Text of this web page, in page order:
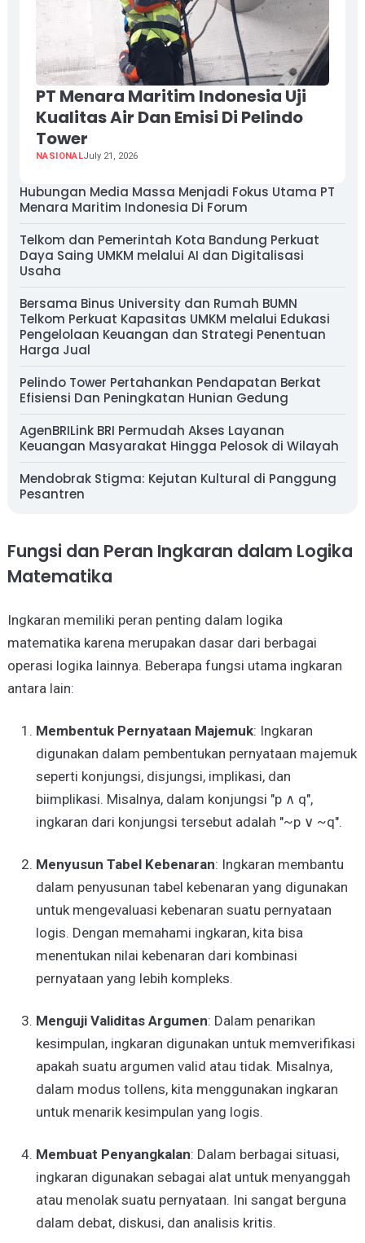
PT Menara Maritim Indonesia Uji
Kualitas Air Dan Emisi Di Pelindo
Tower
NASIONALJuly 21, 2026
Hubungan Media Massa Menjadi Fokus Utama PT
Menara Maritim Indonesia Di Forum
Telkom dan Pemerintah Kota Bandung Perkuat
Daya Saing UMKM melalui AI dan Digitalisasi
Usaha
Bersama Binus University dan Rumah BUMN
Telkom Perkuat Kapasitas UMKM melalui Edukasi
Pengelolaan Keuangan dan Strategi Penentuan
Harga Jual
Pelindo Tower Pertahankan Pendapatan Berkat
Efisiensi Dan Peningkatan Hunian Gedung
AgenBRILink BRI Permudah Akses Layanan
Keuangan Masyarakat Hingga Pelosok di Wilayah
Mendobrak Stigma: Kejutan Kultural di Panggung
Pesantren
Fungsi dan Peran Ingkaran dalam Logika
Matematika
Ingkaran memiliki peran penting dalam logika
matematika karena merupakan dasar dari berbagai
operasi logika lainnya. Beberapa fungsi utama ingkaran
antara lain:
Membentuk Pernyataan Majemuk: Ingkaran
digunakan dalam pembentukan pernyataan majemuk
seperti konjungsi, disjungsi, implikasi, dan
biimplikasi. Misalnya, dalam konjungsi "p ∧ q",
ingkaran dari konjungsi tersebut adalah "~p ∨ ~q".
Menyusun Tabel Kebenaran: Ingkaran membantu
dalam penyusunan tabel kebenaran yang digunakan
untuk mengevaluasi kebenaran suatu pernyataan
logis. Dengan memahami ingkaran, kita bisa
menentukan nilai kebenaran dari kombinasi
pernyataan yang lebih kompleks.
Menguji Validitas Argumen: Dalam penarikan
kesimpulan, ingkaran digunakan untuk memverifikasi
apakah suatu argumen valid atau tidak. Misalnya,
dalam modus tollens, kita menggunakan ingkaran
untuk menarik kesimpulan yang logis.
Membuat Penyangkalan: Dalam berbagai situasi,
ingkaran digunakan sebagai alat untuk menyanggah
atau menolak suatu pernyataan. Ini sangat berguna
dalam debat, diskusi, dan analisis kritis.